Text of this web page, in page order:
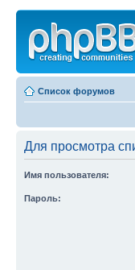
Список форумов
Для просмотра
Имя пользователя:
Пароль: